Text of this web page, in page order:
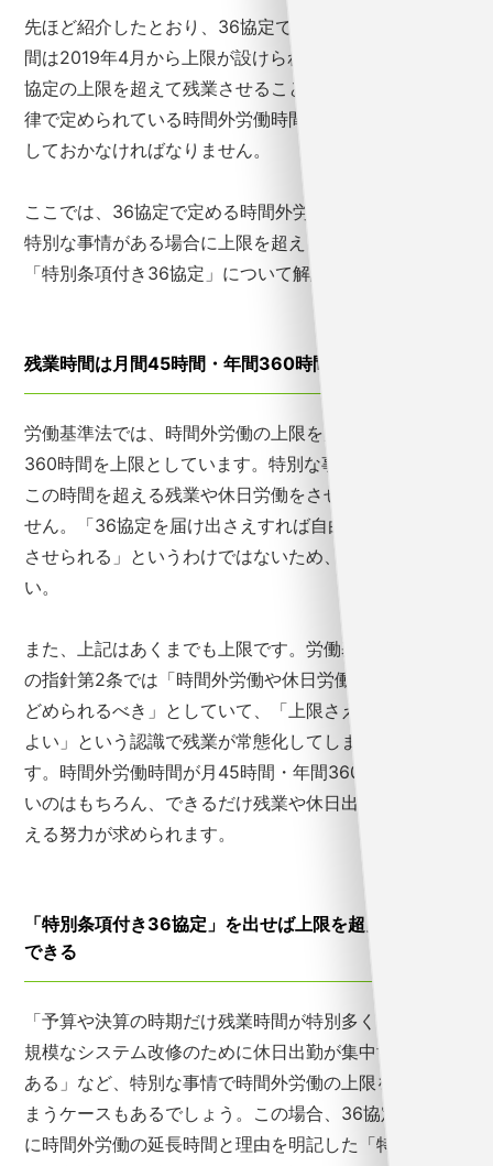
先ほど紹介したとおり、36協定で定める時間外労働時
間は2019年4月から上限が設けられました。基本的に36
協定の上限を超えて残業させることはできないため、法
律で定められている時間外労働時間の上限について把握
しておかなければなりません。
ここでは、36協定で定める時間外労働の上限時間と、
特別な事情がある場合に上限を超えることが認められる
「特別条項付き36協定」について解説します。
残業時間は月間45時間・年間360時間が上限
労働基準法では、時間外労働の上限を月45時間・年間
360時間を上限としています。特別な事情がない限り、
この時間を超える残業や休日労働をさせることはできま
せん。「36協定を届け出さえすれば自由に時間外労働
させられる」というわけではないため、注意してくださ
い。
また、上記はあくまでも上限です。労働基準法第36条
の指針第2条では「時間外労働や休日労働は最小限にと
どめられるべき」としていて、「上限さえ超えなければ
よい」という認識で残業が常態化してしまうのは問題で
す。時間外労働時間が月45時間・年間360時間を超えな
いのはもちろん、できるだけ残業や休日出勤の時間を抑
える努力が求められます。
「特別条項付き36協定」を出せば上限を超えることが
できる
「予算や決算の時期だけ残業時間が特別多くなる」「大
規模なシステム改修のために休日出勤が集中する時期が
ある」など、特別な事情で時間外労働の上限を超えてし
まうケースもあるでしょう。この場合、36協定の書面
に時間外労働の延長時間と理由を明記した「特別条項付